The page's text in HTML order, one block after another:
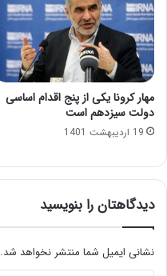
مهار کرونا یکی از پنج اقدام اساسی
دولت سیزدهم است
19 اردیبهشت 1401
دیدگاهتان را بنویسید
نشانی ایمیل شما منتشر نخواهد شد.